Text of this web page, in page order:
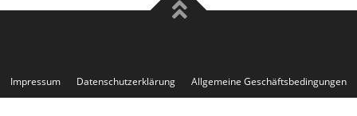
Impressum Datenschutzerklärung Allgemeine Geschäftsbedingungen